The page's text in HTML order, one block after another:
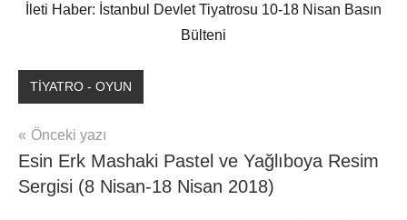
İleti Haber: İstanbul Devlet Tiyatrosu 10-18 Nisan Basın
Bülteni
TİYATRO - OYUN
Yazı
gezinmesi
Önceki yazı
Esin Erk Mashaki Pastel ve Yağlıboya Resim
Sergisi (8 Nisan-18 Nisan 2018)